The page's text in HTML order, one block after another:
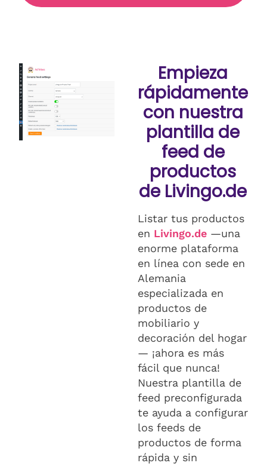
Empieza
rápidamente
con nuestra
plantilla de
feed de
productos
de Livingo.de
Listar tus productos
en Livingo.de —una
enorme plataforma
en línea con sede en
Alemania
especializada en
productos de
mobiliario y
decoración del hogar
— ¡ahora es más
fácil que nunca!
Nuestra plantilla de
feed preconfigurada
te ayuda a configurar
los feeds de
productos de forma
rápida y sin